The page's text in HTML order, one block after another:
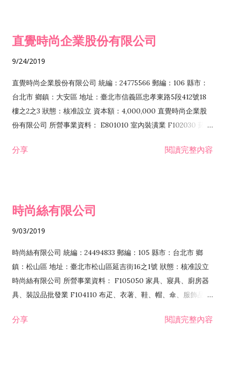
直覺時尚企業股份有限公司
9/24/2019
直覺時尚企業股份有限公司 統編：24775566 郵編：106 縣市：
台北市 鄉鎮：大安區 地址：臺北市信義區忠孝東路5段412號18
樓之2之3 狀態：核准設立 資本額：4,000,000 直覺時尚企業股
份有限公司 所營事業資料： E801010 室內裝潢業 F102030 菸酒
布疋、衣著、鞋、帽、傘、服飾品批發業 F105050 家具、寢
批發業 F111090 建材批發業 F119010 電子材料批發業 F203010
具、裝設品零售業 F206020 日常用品零售業 F207030 清潔用品
零售業 F208040 化粧品零售業 F215010 首飾及貴金屬零售業
F399040 無店面零售業 F401010 國際貿易業 I401010 一般廣告
服務業 I501010 產品設計業 I502010 服飾設計業 I599990 其他
務
分享 閱讀完整內容
時尚絲有限公司
9/03/2019
時尚絲有限公司 統編：24494833 郵編：105 縣市：台北市 鄉
鎮：松山區 地址：臺北市松山區延吉街16之1號 狀態：核准設立
時尚絲有限公司 所營事業資料： F105050 家具、寢具、廚房器
具、裝設品批發業 F104110 布疋、衣著、鞋、帽、傘、服飾品批
F205040 家具、寢具、廚房器具、裝設品零售業 F401010 國際
分享 閱讀完整內容